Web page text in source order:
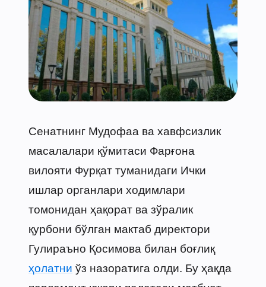
Сенатнинг Мудофаа ва хавфсизлик
масалалари қўмитаси Фарғона
вилояти Фурқат туманидаги Ички
ишлар органлари ходимлари
томонидан ҳақорат ва зўралик
қурбони бўлган мактаб директори
Гулираъно Қосимова билан боғлиқ
ҳолатни ўз назоратига олди. Бу ҳақда